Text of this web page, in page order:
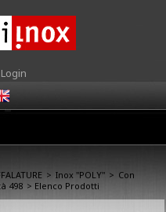
Login
> Inox "POLY" > Con
498 > Elenco Prodotti